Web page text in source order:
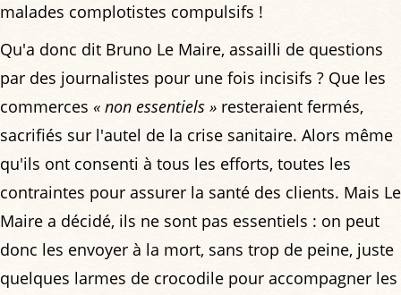
malades complotistes compulsifs !
Qu'a donc dit Bruno Le Maire, assailli de questions
par des journalistes pour une fois incisifs ? Que les
commerces « non essentiels » resteraient fermés,
sacrifiés sur l'autel de la crise sanitaire. Alors même
qu'ils ont consenti à tous les efforts, toutes les
contraintes pour assurer la santé des clients. Mais Le
Maire a décidé, ils ne sont pas essentiels : on peut
donc les envoyer à la mort, sans trop de peine, juste
quelques larmes de crocodile pour accompagner les